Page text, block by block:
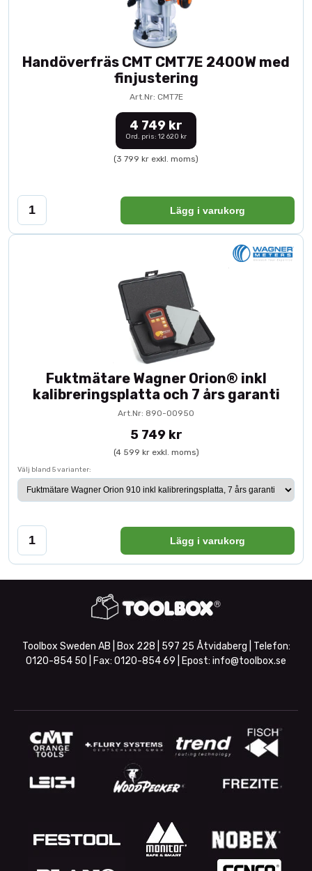
Handöverfräs CMT CMT7E 2400W med
finjustering
Art.Nr: CMT7E
4 749 kr
Ord. pris: 12 620 kr
(3 799 kr exkl. moms)
Lägg i varukorg
Fuktmätare Wagner Orion® inkl
kalibreringsplatta och 7 års garanti
Art.Nr: 890-00950
5 749 kr
(4 599 kr exkl. moms)
Välj bland 5 varianter:
Lägg i varukorg
Toolbox Sweden AB | Box 228 | 597 25 Åtvidaberg | Telefon:
0120-854 50 | Fax: 0120-854 69 | Epost: info@toolbox.se